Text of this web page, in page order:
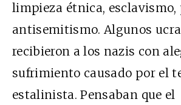
limpieza étnica, esclavismo,
antisemitismo. Algunos
recibieron a los nazis con
sufrimiento causado por el
estalinista. Pensaban que el